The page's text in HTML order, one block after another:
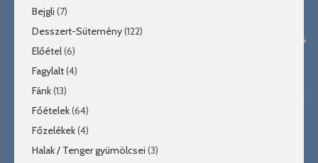
Bejgli (7)
Desszert-Sütemény(122)
Előétel(6)
Fagylalt(4)
Fánk(13)
Főételek(64)
Főzelékek(4)
Halak / Tenger gyümölcsei (3)